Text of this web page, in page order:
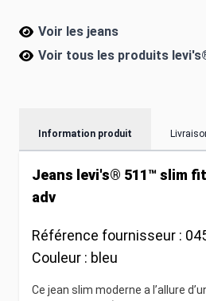
Voir les jeans
Voir tous les produits
Information produit
Jeans levi's® 511™ slim
adv
Référence fournisseur :
Couleur : bleu
Ce jean slim moderne a l’allure